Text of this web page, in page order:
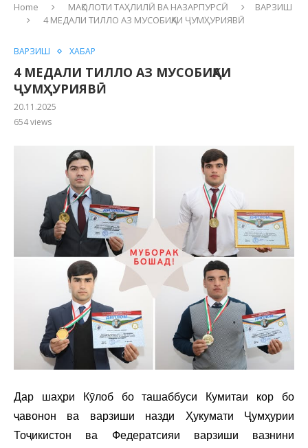
Home МАҚОЛОТИ ТАҲЛИЛӢ ВА НАЗАРПУРСӢ
ВАРЗИШ
4 МЕДАЛИ ТИЛЛО АЗ МУСОБИҚАИ ҶУМҲУРИЯВӢ
ВАРЗИШ ХАБАР
4 МЕДАЛИ ТИЛЛО АЗ МУСОБИҚАИ
ҶУМҲУРИЯВӢ
20.11.2025
654views
Дар шаҳри Кӯлоб бо ташаббуси Кумитаи кор бо
ҷавонон ва варзиши назди Ҳукумати Ҷумҳурии
Тоҷикистон ва Федератсияи варзиши вазнини